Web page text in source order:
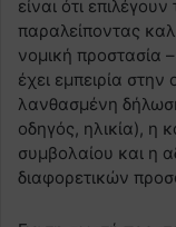
είναι ότι
παραλείποντας
νομική προστασία –
έχει εμπειρία
λανθασμένη
οδηγός, ηλικία), η
συμβολαίου και η
διαφορετικών